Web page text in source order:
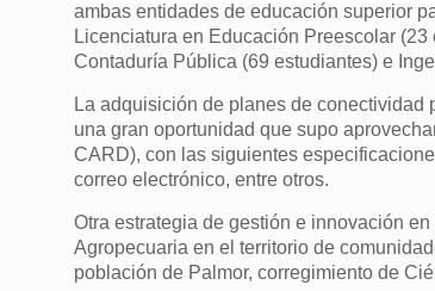
ambas entidades de educación superior
Licenciatura en Educación Preescolar
Contaduría Pública (69 estudiantes) e
La adquisición de planes de conectividad
una gran oportunidad que supo
CARD), con las siguientes
correo electrónico, entre otros.
Otra estrategia de gestión e innovación
Agropecuaria en el territorio de
población de Palmor, corregimiento de